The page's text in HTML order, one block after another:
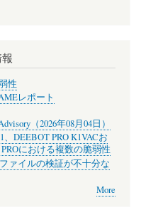
性
レポート
（2026年08月04日）
DEEBOT PRO K1VACお
における複数の脆弱性
ァイルの検証が不十分な
More